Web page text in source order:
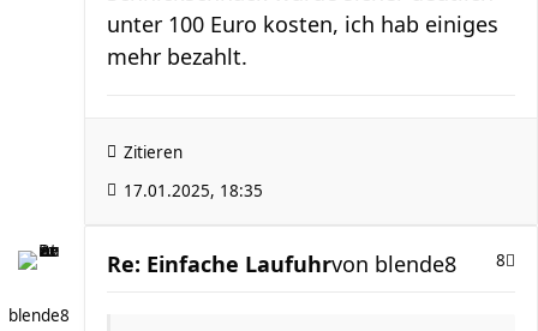
unter 100 Euro kosten, ich hab einiges
mehr bezahlt.
Zitieren
17.01.2025, 18:35
blende8
Re: Einfache Laufuhr 8
von blende8